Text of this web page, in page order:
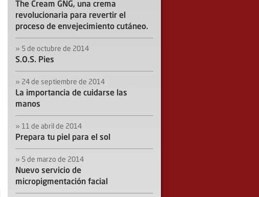
The Cream GNG, una crema
revolucionaria para revertir el
proceso de envejecimiento cutáneo.
» 5 de octubre de 2014
S.O.S. Pies
» 24 de septiembre de 2014
La importancia de cuidarse las
manos
» 11 de abril de 2014
Prepara tu piel para el sol
» 5 de marzo de 2014
Nuevo servicio de
micropigmentación facial